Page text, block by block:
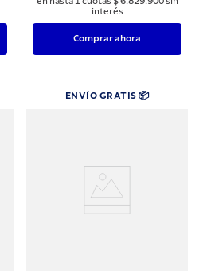
interés
Comprar ahora
ENVÍO GRATIS 📦